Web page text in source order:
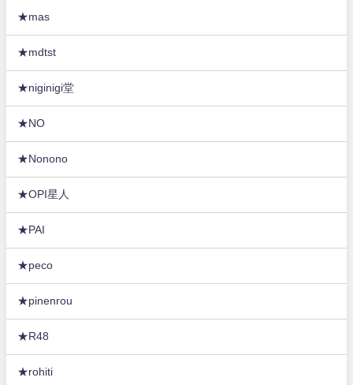
★mas
★mdtst
★niginigi堂
★NO
★Nonono
★OPI星人
★PAI
★peco
★pinenrou
★R48
★rohiti